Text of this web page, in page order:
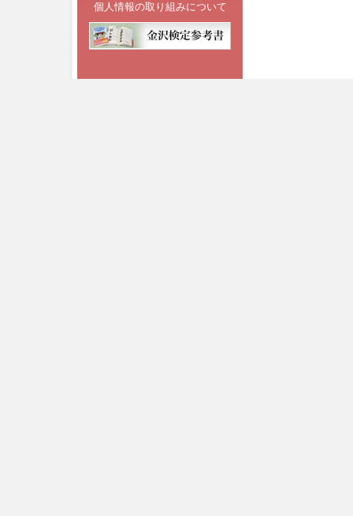
個人情報の取り組みについて